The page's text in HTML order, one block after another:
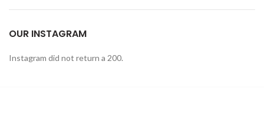
OUR INSTAGRAM
Instagram did not return a 200.